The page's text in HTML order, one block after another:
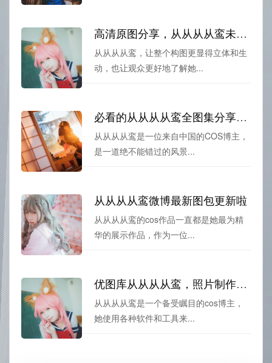
高清原图分享，从从从从鸾未删减带来精美cos图片
从从从从鸾，让整个构图更显得立体和生
动，也让观众更好地了解她...
必看的从从从从鸾全图集分享：不要错过哦
从从从从鸾是一位来自中国的COS博主，
是一道绝不能错过的风景...
从从从从鸾微博最新图包更新啦
从从从从鸾的cos作品一直都是她最为精
华的展示作品，作为一位...
优图库从从从从鸾，照片制作优质保障。
从从从从鸾是一个备受瞩目的cos博主，
她使用各种软件和工具来...